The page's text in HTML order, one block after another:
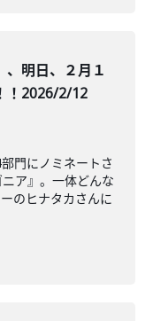
、明日、２月１
！2026/2/12
門にノミネートさ
ア』。一体どんな
のヒナタカさんに